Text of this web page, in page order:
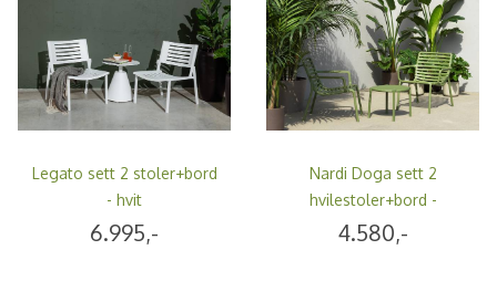
Legato sett 2 stoler+bord
- hvit
6.995,-
Nardi Doga sett 2
hvilestoler+bord -
agavegrønn
4.580,-